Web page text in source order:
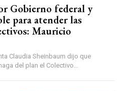
Gobierno federal y
para atender las
Mauricio
Claudia Sheinbaum dijo que
del plan el Colectivo...